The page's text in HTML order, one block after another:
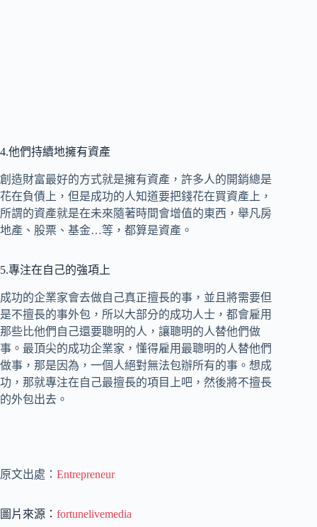
4.他們持續地擁有資產
創造財富最好的方式就是擁有資產，許多人的開銷總是
花在負債上，但是成功的人知道要把錢花在買資產上，
所謂的資產就是在未來隨著時間會增值的東西，舉凡房
地產、股票、基金…等，都算是資產。
5.專注在自己的強項上
成功的企業家會去做自己真正擅長的事，並且將需要但
是不擅長的事外包，所以大部分的成功人士，都會雇用
那些比他們自己還要聰明的人，讓聰明的人替他們做
事。最頂尖的成功企業家，懂得雇用最聰明的人替他們
做事，那是因為，一個人絕對無法包辦所有的事。想成
功，那就專注在自己最擅長的項目上吧，然後將不擅長
的外包出去。
原文出處： Entrepreneur
圖片來源： fortunelivemedia